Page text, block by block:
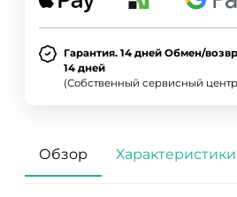
Гарантия. 14 дней Обмен/
14 дней
(Собственный сервисный
Обзор Характеристики